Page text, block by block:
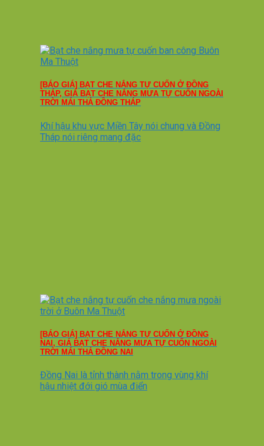
[BÁO GIÁ] BẠT CHE NẮNG TỰ CUỐN Ở ĐỒNG
THÁP, GIÁ BẠT CHE NẮNG MƯA TỰ CUỐN NGOÀI
TRỜI MÁI THẢ ĐỒNG THÁP
Khí hậu khu vực Miền Tây nói chung và Đồng
Tháp nói riêng mang đặc
[BÁO GIÁ] BẠT CHE NẮNG TỰ CUỐN Ở ĐỒNG
NAI, GIÁ BẠT CHE NẮNG MƯA TỰ CUỐN NGOÀI
TRỜI MÁI THẢ ĐỒNG NAI
Đồng Nai là tỉnh thành nằm trong vùng khí
hậu nhiệt đới gió mùa điển